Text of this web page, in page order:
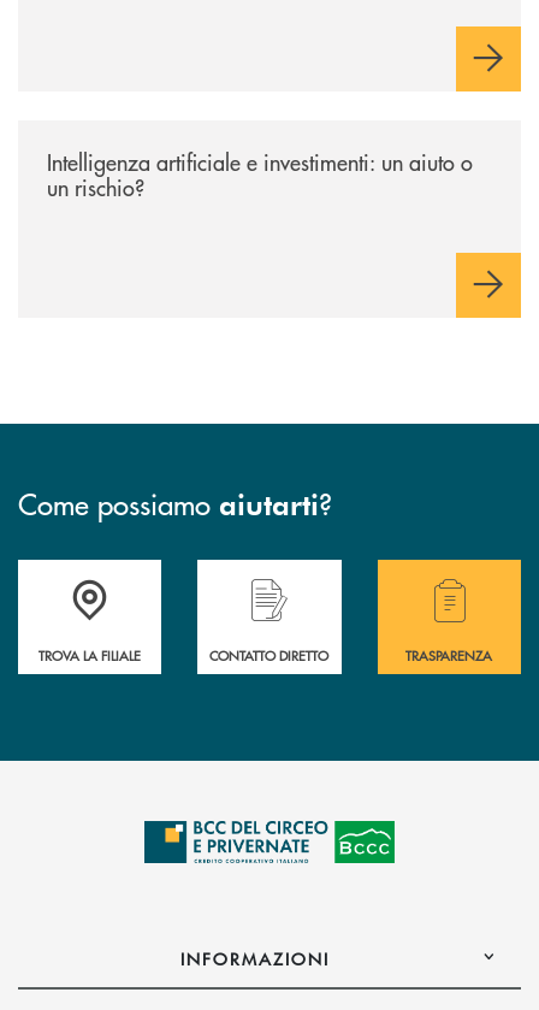
Intelligenza artificiale e investimenti: un aiuto o
un rischio?
Come possiamo aiutarti?
Accedi all' elenco completo delle filiali della Bcc.
TROVA LA FILIALE
Hai bisogno di assistenza immediata?
CONTATTO DIRETTO
Hai bisogno di
TRASPARENZA
INFORMAZIONI